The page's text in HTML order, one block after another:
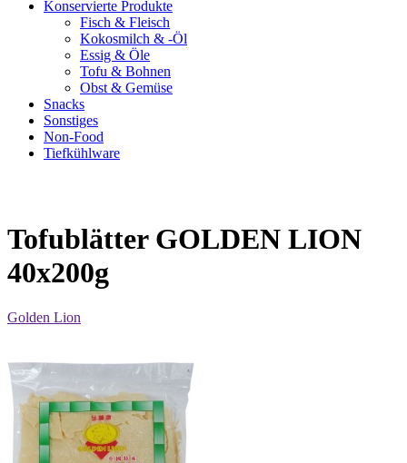
Konservierte Produkte
Fisch & Fleisch
Kokosmilch & -Öl
Essig & Öle
Tofu & Bohnen
Obst & Gemüse
Snacks
Sonstiges
Non-Food
Tiefkühlware
Tofublätter GOLDEN LION
40x200g
Golden Lion